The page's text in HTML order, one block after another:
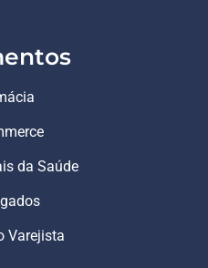
da Saúde
Varejista